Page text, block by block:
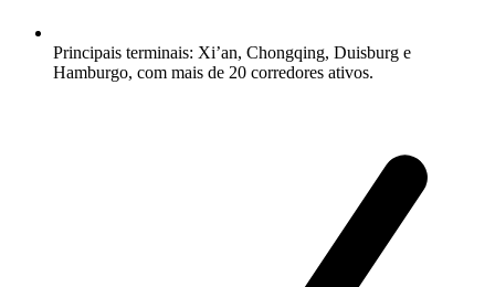
Principais terminais: Xi’an, Chongqing, Duisburg e
Hamburgo, com mais de 20 corredores ativos.